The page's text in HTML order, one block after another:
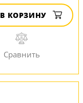
В КОРЗИНУ